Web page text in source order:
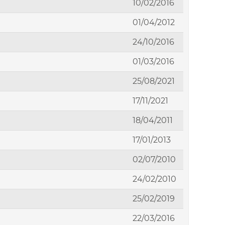
10/02/2016
01/04/2012
24/10/2016
01/03/2016
25/08/2021
17/11/2021
18/04/2011
17/01/2013
02/07/2010
24/02/2010
25/02/2019
22/03/2016